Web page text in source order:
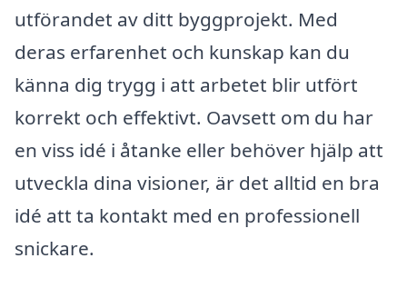
utförandet av ditt byggprojekt. Med
deras erfarenhet och kunskap kan du
känna dig trygg i att arbetet blir utfört
korrekt och effektivt. Oavsett om du har
en viss idé i åtanke eller behöver hjälp att
utveckla dina visioner, är det alltid en bra
idé att ta kontakt med en professionell
snickare.